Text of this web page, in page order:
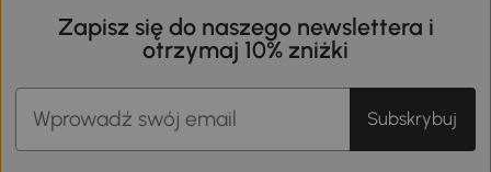
Zapisz się do naszego newslettera i
otrzymaj 10% zniżki
Subskrybuj